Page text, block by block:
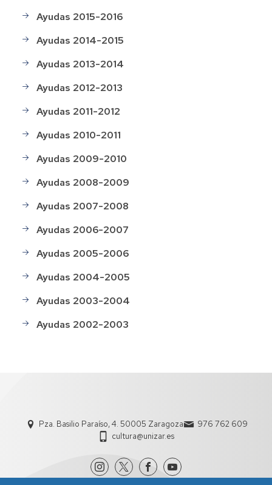
Ayudas 2015-2016
Ayudas 2014-2015
Ayudas 2013-2014
Ayudas 2012-2013
Ayudas 2011-2012
Ayudas 2010-2011
Ayudas 2009-2010
Ayudas 2008-2009
Ayudas 2007-2008
Ayudas 2006-2007
Ayudas 2005-2006
Ayudas 2004-2005
Ayudas 2003-2004
Ayudas 2002-2003
Pza. Basilio Paraíso, 4. 50005 Zaragoza
976 762 609
cultura@unizar.es